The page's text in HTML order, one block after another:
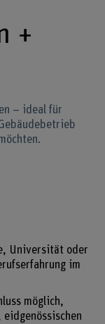
+
– ideal für
Universität oder
im
möglich,